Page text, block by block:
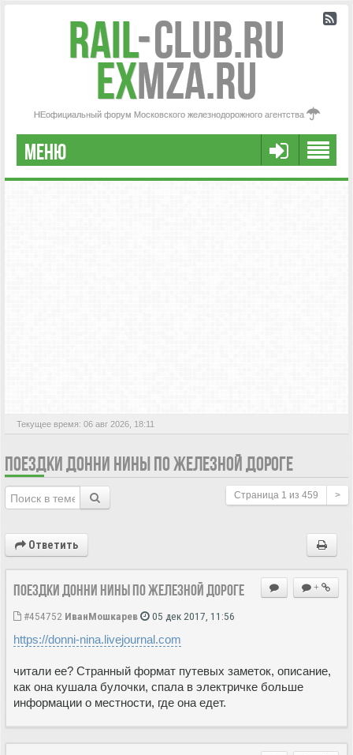
Rail-Club.RU
exMZA.RU
НЕофициальный форум Московского железнодорожного агентства
МЕНЮ
РЕГИСТРАЦИЯ
Текущее время: 06 авг 2026, 18:11
ПОЕЗДКИ ДОННИ НИНЫ ПО ЖЕЛЕЗНОЙ ДОРОГЕ
Страница 1 из 459 >
Ответить
+
Поездки Донни Нины по железной дороге
#454752 ИванМошкарев 05 дек 2017, 11:56
https://donni-nina.livejournal.com
читали ее? Странный формат путевых заметок, описание,
как она кушала булочки, спала в электричке больше
информации о местности, где она едет.